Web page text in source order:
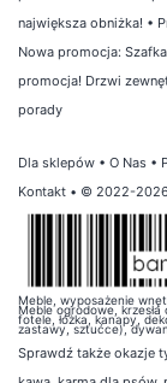
największa obniżka! •
Nowa promocja:
promocja! Drzwi
porady
Dla sklepów • O Nas •
Kontakt • © 2022-
Meble, wyposażenie
Meble ogrodowe,
fotele, łóżka, kanapy,
zastawy, sztućce),
Sprawdź także okazje